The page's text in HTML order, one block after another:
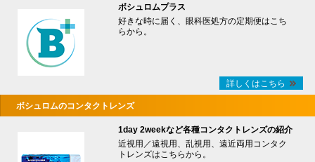
ボシュロムプラス
好きな時に届く、眼科医処方の定期便はこち
らから。
詳しくはこちら
ボシュロムのコンタクトレンズ
1day 2weekなど各種コンタクトレンズの紹介
近視用／遠視用、乱視用、遠近両用コンタク
トレンズはこちらから。